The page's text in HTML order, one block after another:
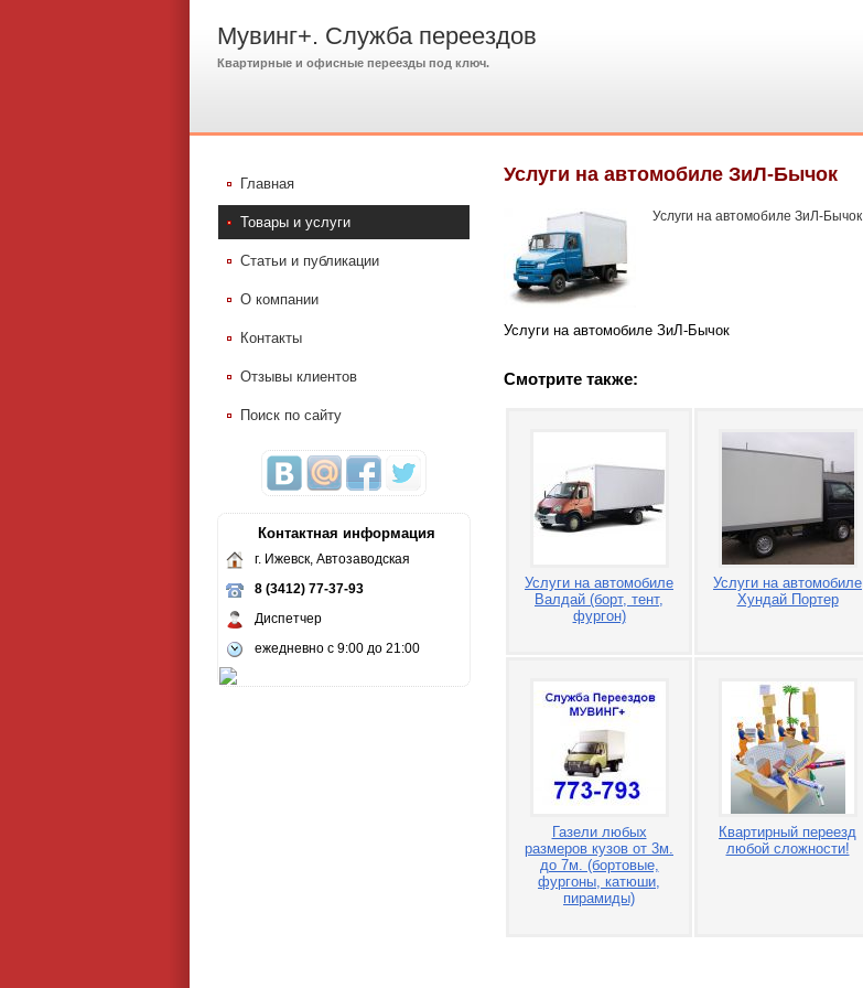
Мувинг+. Служба переездов
Квартирные и офисные переезды под ключ.
Услуги на автомобиле ЗиЛ-Бычок
Услуги на автомобиле ЗиЛ-Бычок
Услуги на автомобиле ЗиЛ-Бычок
Смотрите также:
Услуги на автомобиле
Валдай (борт, тент,
фургон)
Услуги на автомобиле
Хундай Портер
Газели любых
размеров кузов от 3м.
до 7м. (бортовые,
фургоны, катюши,
пирамиды)
Квартирный переезд
любой сложности!
Главная
Товары и услуги
Статьи и публикации
О компании
Контакты
Отзывы клиентов
Поиск по сайту
Контактная информация
г. Ижевск, Автозаводская
8 (3412) 77-37-93
Диспетчер
ежедневно с 9:00 до 21:00